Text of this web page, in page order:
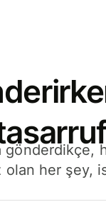
olan her